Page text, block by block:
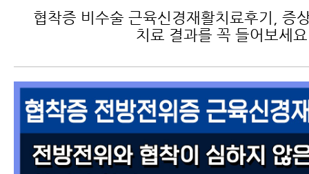
협착증 비수술 근육신경재활치료후기, 증
치료 결과를 꼭 들어보세요